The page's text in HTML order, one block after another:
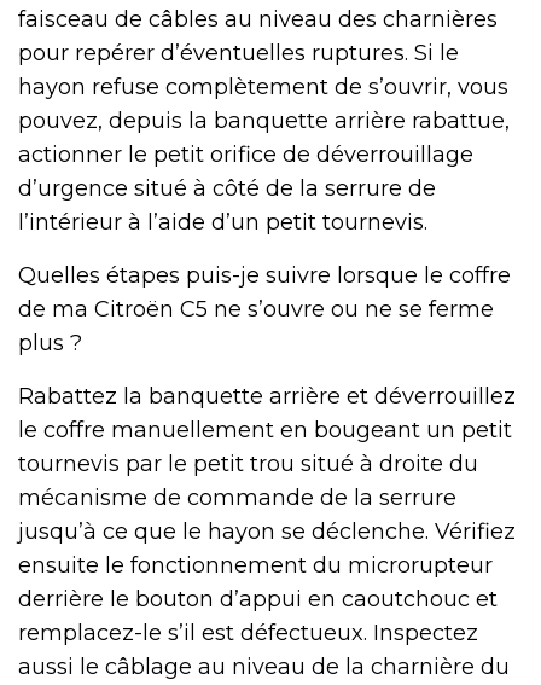
faisceau de câbles au niveau des charnières
pour repérer d’éventuelles ruptures. Si le
hayon refuse complètement de s’ouvrir, vous
pouvez, depuis la banquette arrière rabattue,
actionner le petit orifice de déverrouillage
d’urgence situé à côté de la serrure de
l’intérieur à l’aide d’un petit tournevis.
Quelles étapes puis-je suivre lorsque le coffre
de ma Citroën C5 ne s’ouvre ou ne se ferme
plus ?
Rabattez la banquette arrière et déverrouillez
le coffre manuellement en bougeant un petit
tournevis par le petit trou situé à droite du
mécanisme de commande de la serrure
jusqu’à ce que le hayon se déclenche. Vérifiez
ensuite le fonctionnement du microrupteur
derrière le bouton d’appui en caoutchouc et
remplacez-le s’il est défectueux. Inspectez
aussi le câblage au niveau de la charnière du